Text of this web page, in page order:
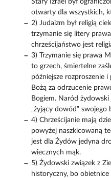
Stary Izrael był
otwarty dla wszystkich,
2) Judaizm był religią
trzymanie się litery
chrześcijaństwo jest
3) Trzymanie się prawa
to grzech, śmiertelne
późniejsze rozproszenie
Bożą za odrzucenie
Bogiem. Naród
„żyjący dowód” swojego
4) Chrześcijanie mają
powyżej naszkicowaną
jest dla Żydów jedyna
wiecznych mąk.
5) Żydowski związek z
historyczny, bo